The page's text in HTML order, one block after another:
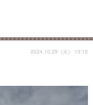
2024.10.29（火） 13:15